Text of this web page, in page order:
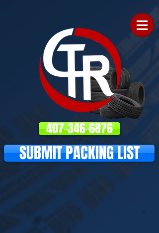
407-346-6876
SUBMIT PACKING LIST